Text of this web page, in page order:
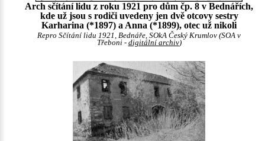
Arch sčítání lidu z roku 1921 pro dům čp. 8 v Bednářích,
kde už jsou s rodiči uvedeny jen dvě otcovy sestry
Karharina (*1897) a Anna (*1899), otec už nikoli
Repro Sčítání lidu 1921, Bednáře, SOkA Český Krumlov (SOA v
Třeboni - digitální archiv)